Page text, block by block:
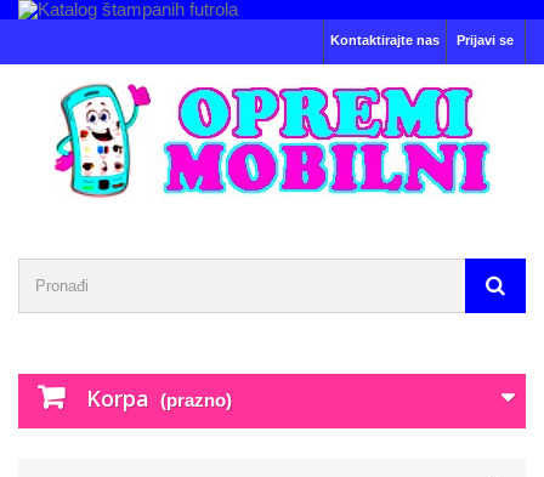
Prijavi se
Kontaktirajte nas
Korpa (prazno)